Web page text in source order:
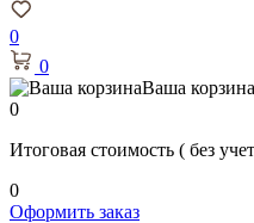
0
0
Ваша корзина
0
Итоговая стоимость ( без
0
Оформить заказ